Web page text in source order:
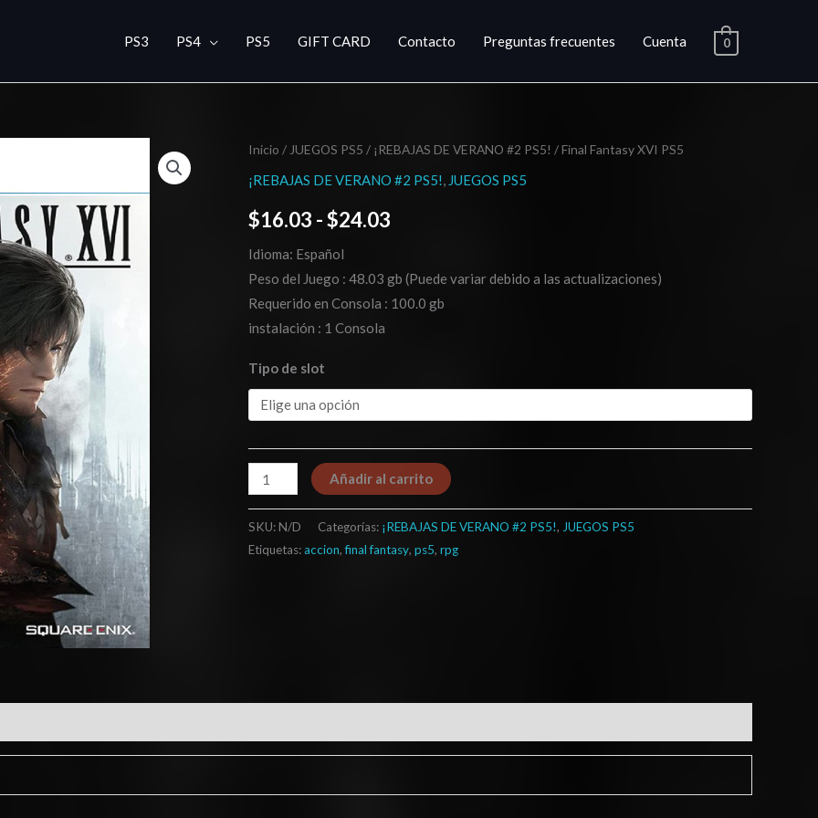
PS3 PS4 PS5 GIFT CARD Contacto Preguntas frecuentes Cuenta 0
Inicio / JUEGOS PS5 / ¡REBAJAS DE VERANO #2 PS5! / Final Fantasy XVI PS5
¡REBAJAS DE VERANO #2 PS5!, JUEGOS PS5
$16.03 -$24.03
Rango
de
desde
$16.03
Idioma: Español
Peso del Juego : 48.03 gb (Puede variar debido a las actualizaciones)
Requerido en Consola : 100.0 gb
instalación : 1 Consola
Tipo de slot
Final
Fantasy
PS5
cantidad
Añadir al carrito
SKU:N/D Categorías: ¡REBAJAS DE VERANO #2 PS5!, JUEGOS PS5
Etiquetas:accion,final fantasy, ps5, rpg